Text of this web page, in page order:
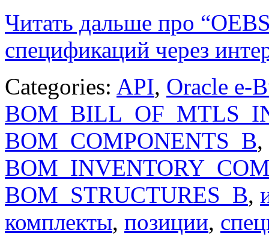
Читать дальше про
спецификаций через
Categories: API, Oracle e-
BOM_COMPONENTS_B,
BOM_STRUCTURES_B,
комплекты, позиции,